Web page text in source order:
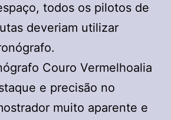
todos os pilotos de
deveriam utilizar
Couro Vermelhoalia
e precisão no
muito aparente e